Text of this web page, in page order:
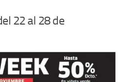
22 al 28 de